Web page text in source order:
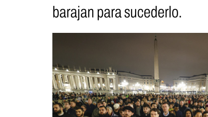
barajan para sucederlo.